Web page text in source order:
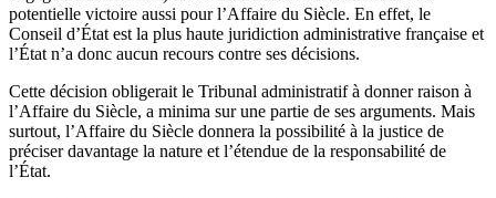
potentielle victoire aussi pour l’Affaire du Siècle. En effet, le
Conseil d’État est la plus haute juridiction administrative française et
l’État n’a donc aucun recours contre ses décisions.
Cette décision obligerait le Tribunal administratif à donner raison à
l’Affaire du Siècle, a minima sur une partie de ses arguments. Mais
surtout, l’Affaire du Siècle donnera la possibilité à la justice de
préciser davantage la nature et l’étendue de la responsabilité de
l’État.